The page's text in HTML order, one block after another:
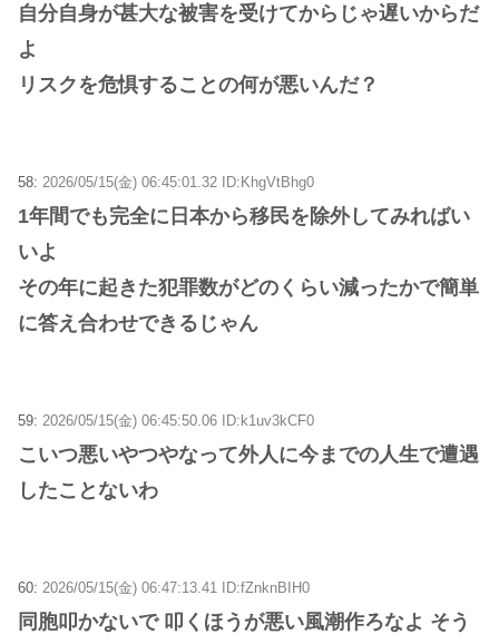
自分自身が甚大な被害を受けてからじゃ遅いからだ
よ
リスクを危惧することの何が悪いんだ？
58: 2026/05/15(金) 06:45:01.32 ID:KhgVtBhg0
1年間でも完全に日本から移民を除外してみればい
いよ
その年に起きた犯罪数がどのくらい減ったかで簡単
に答え合わせできるじゃん
59: 2026/05/15(金) 06:45:50.06 ID:k1uv3kCF0
こいつ悪いやつやなって外人に今までの人生で遭遇
したことないわ
60: 2026/05/15(金) 06:47:13.41 ID:fZnknBIH0
同胞叩かないで 叩くほうが悪い風潮作ろなよ そう